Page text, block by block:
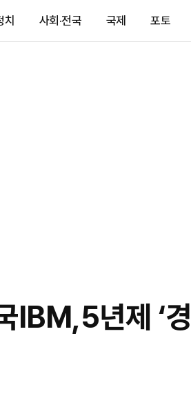
치 사회·전국 국제 포토
년제 ‘